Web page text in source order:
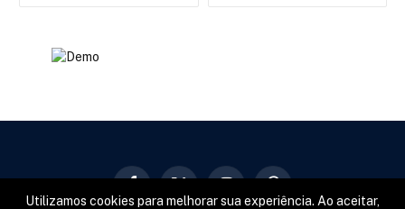
Utilizamos cookies para melhorar sua experiência. Ao aceitar,